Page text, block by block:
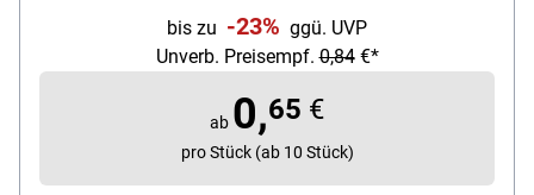
Offenlagerfähigkeit, nachfüllbar
Besonderheiten: hohe Leuchtkraft
Inhalt pro Pack: 1 Stück
bis zu -23% ggü. UVP
Unverb. Preisempf.0,84€*
ab 0,65 €
pro Stück (ab 10 Stück)